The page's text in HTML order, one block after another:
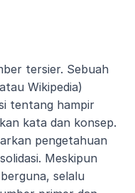
tersier. Sebuah
Wikipedia)
tentang hampir
kata dan konsep.
pengetahuan
Meskipun
selalu